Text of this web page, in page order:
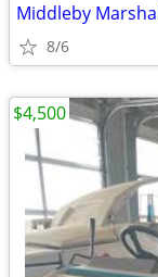
Middleby
8/6
$4,500